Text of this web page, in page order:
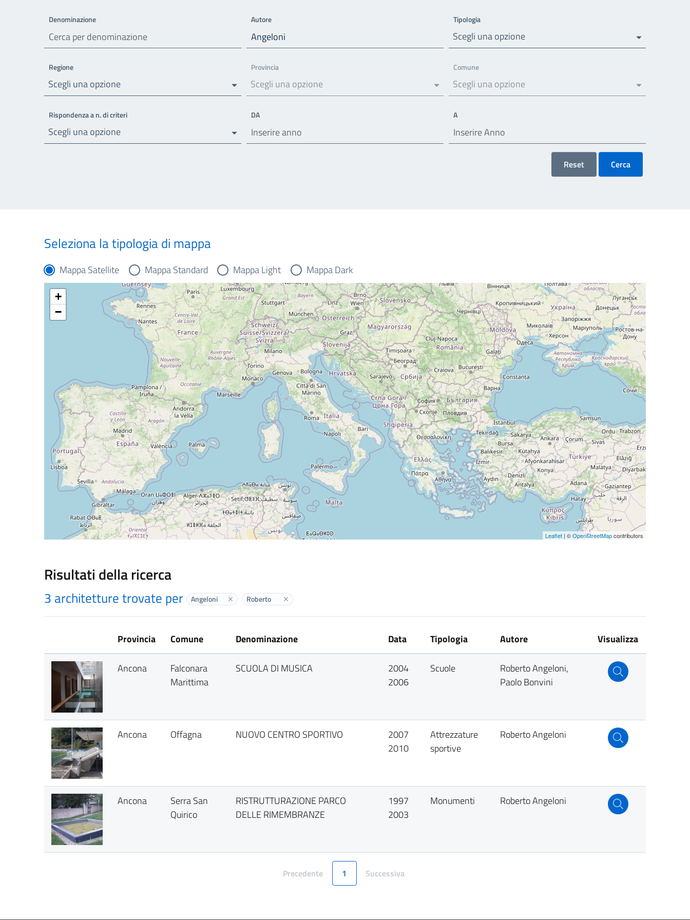
Denominazione Autore Tipologia
Scegli una opzione
Regione
Scegli una opzione
Provincia
Scegli una opzione
Comune
Scegli una opzione
Rispondenza a n. di criteri
Scegli una opzione
DA A
Reset Cerca
Seleziona la tipologia di mappa
Mappa Satellite Mappa Standard Mappa Light Mappa Dark
+
−
Leaflet | ©OpenStreetMapcontributors
Risultati della ricerca
3 architetture trovate per Angeloni Elimina label
Roberto Elimina label
Provincia Comune Denominazione Data Tipologia Autore Visualizza
Ancona
Falconara
Marittima
SCUOLA DI MUSICA
2004
2006
Scuole
Roberto Angeloni,
Paolo Bonvini
Ancona Offagna NUOVO CENTRO SPORTIVO
2007
2010
Attrezzature
sportive
Roberto Angeloni
Ancona
Serra San
Quirico
RISTRUTTURAZIONE PARCO
DELLE RIMEMBRANZE
1997
2003
Monumenti Roberto Angeloni
Pagina
Precedente 1 Pagina
Successiva